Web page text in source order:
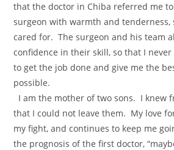
that the doctor in Chiba referred me
surgeon with warmth and tenderness,
cared for. The surgeon and his team
confidence in their skill, so that I
to get the job done and give me the
possible.
I am the mother of two sons. I knew
that I could not leave them. My love
my fight, and continues to keep me
the prognosis of the first doctor,